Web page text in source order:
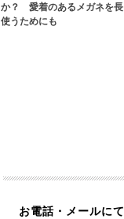
か？ 愛着のあるメガネを長
使うためにも
お電話・メールに